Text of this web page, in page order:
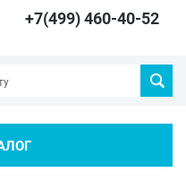
+7(499) 460-40-52